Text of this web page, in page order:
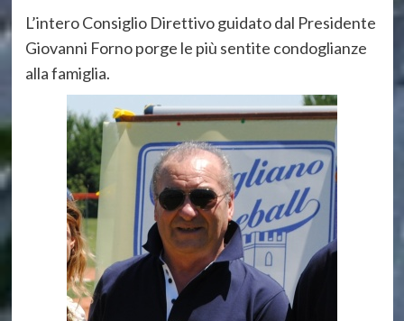
L’intero Consiglio Direttivo guidato dal Presidente
Giovanni Forno porge le più sentite condoglianze
alla famiglia.